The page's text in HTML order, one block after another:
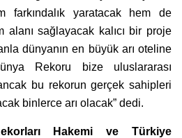
farkındalık yaratacak hem de
alanı sağlayacak kalıcı bir proje
dünyanın en büyük arı oteline
Rekoru bize uluslararası
bu rekorun gerçek sahipleri
binlerce arı olacak” dedi.
Hakemi ve Türkiye